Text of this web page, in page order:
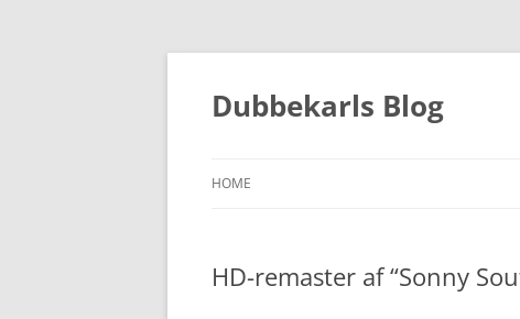
Skip
content
Dubbekarls Blog
HOME
HD-remaster af “Sonny